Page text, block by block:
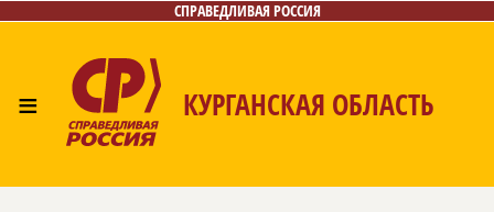
СПРАВЕДЛИВАЯ РОССИЯ
≡ КУРГАНСКАЯ ОБЛАСТЬ